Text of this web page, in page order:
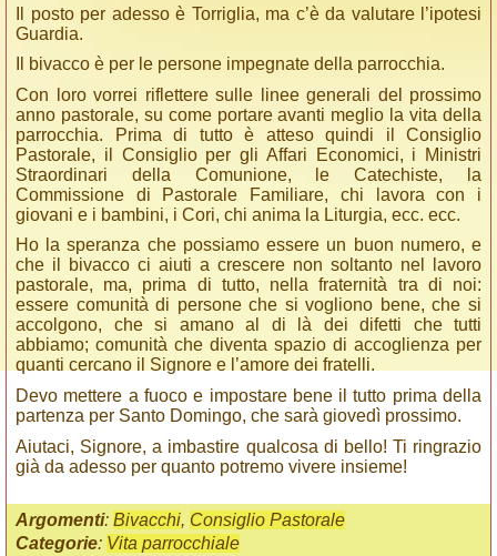
Il posto per adesso è Torriglia, ma c’è da valutare l’ipotesi
Guardia.
Il bivacco è per le persone impegnate della parrocchia.
Con loro vorrei riflettere sulle linee generali del prossimo
anno pastorale, su come portare avanti meglio la vita della
parrocchia. Prima di tutto è atteso quindi il Consiglio
Pastorale, il Consiglio per gli Affari Economici, i Ministri
Straordinari della Comunione, le Catechiste, la
Commissione di Pastorale Familiare, chi lavora con i
giovani e i bambini, i Cori, chi anima la Liturgia, ecc. ecc.
Ho la speranza che possiamo essere un buon numero, e
che il bivacco ci aiuti a crescere non soltanto nel lavoro
pastorale, ma, prima di tutto, nella fraternità tra di noi:
essere comunità di persone che si vogliono bene, che si
accolgono, che si amano al di là dei difetti che tutti
abbiamo; comunità che diventa spazio di accoglienza per
quanti cercano il Signore e l’amore dei fratelli.
Devo mettere a fuoco e impostare bene il tutto prima della
partenza per Santo Domingo, che sarà giovedì prossimo.
Aiutaci, Signore, a imbastire qualcosa di bello! Ti ringrazio
già da adesso per quanto potremo vivere insieme!
Argomenti: Bivacchi, Consiglio Pastorale
Categorie: Vita parrocchiale